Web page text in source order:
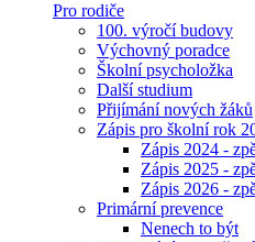
Pro rodiče
100. výročí budovy
Výchovný poradce
Školní psycholožka
Další studium
Přijímání nových žáků
Zápis pro školní rok
Zápis 2024 -
Zápis 2025 -
Zápis 2026 -
Primární prevence
Nenech to být